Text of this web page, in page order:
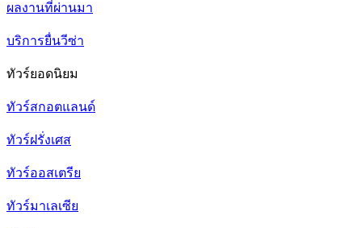
ผลงานที่ผ่านมา
บริการยื่นวีซ่า
ทัวร์ยอดนิยม
ทัวร์สกอตแลนด์
ทัวร์ฝรั่งเศส
ทัวร์ออสเตรีย
ทัวร์มาเลเซีย